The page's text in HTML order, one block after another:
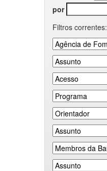
por
Filtros correntes: